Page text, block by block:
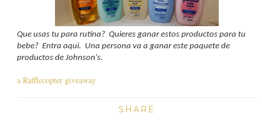
Que usas tu para rutina?  Quieres ganar estos productos para tu
bebe?  Entra aqui.  Una persona va a ganar este paquete de
productos de Johnson's.
a Rafflecopter giveaway
SHARE